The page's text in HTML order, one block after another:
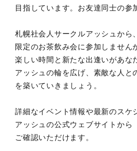
目指しています。お友達同士の参
札幌社会人サークルアッシュから
限定のお茶飲み会に参加しません
楽しい時間と新たな出逢いがあな
アッシュの輪を広げ、素敵な人と
を築いていきましょう。
詳細なイベント情報や最新のスケ
アッシュの公式ウェブサイトから
ご確認いただけます。